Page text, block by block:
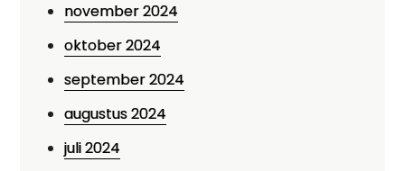
november 2024
oktober 2024
september 2024
augustus 2024
juli 2024